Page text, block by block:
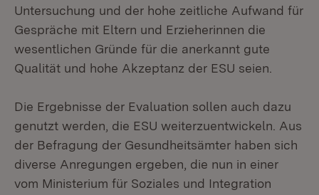
Untersuchung und der hohe zeitliche Aufwand für
Gespräche mit Eltern und Erzieherinnen die
wesentlichen Gründe für die anerkannt gute
Qualität und hohe Akzeptanz der ESU seien.
Die Ergebnisse der Evaluation sollen auch dazu
genutzt werden, die ESU weiterzuentwickeln. Aus
der Befragung der Gesundheitsämter haben sich
diverse Anregungen ergeben, die nun in einer
vom Ministerium für Soziales und Integration